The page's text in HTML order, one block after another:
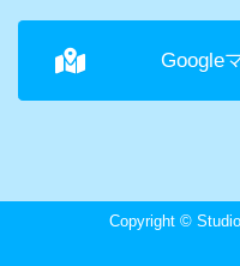
Google
Copyright ©